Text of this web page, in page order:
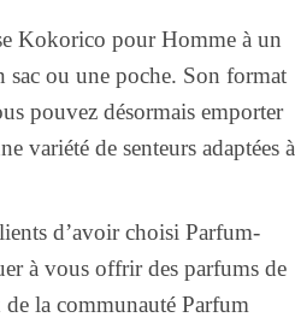
Kokorico pour Homme à un
ou une poche. Son format
pouvez désormais emporter
variété de senteurs adaptées à
d’avoir choisi Parfum-
à vous offrir des parfums de
la communauté Parfum